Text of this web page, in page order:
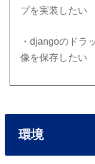
プを実装したい
・djangoのドラ
像を保存したい
環境